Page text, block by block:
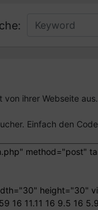
ihrer Webseite
Einfach den